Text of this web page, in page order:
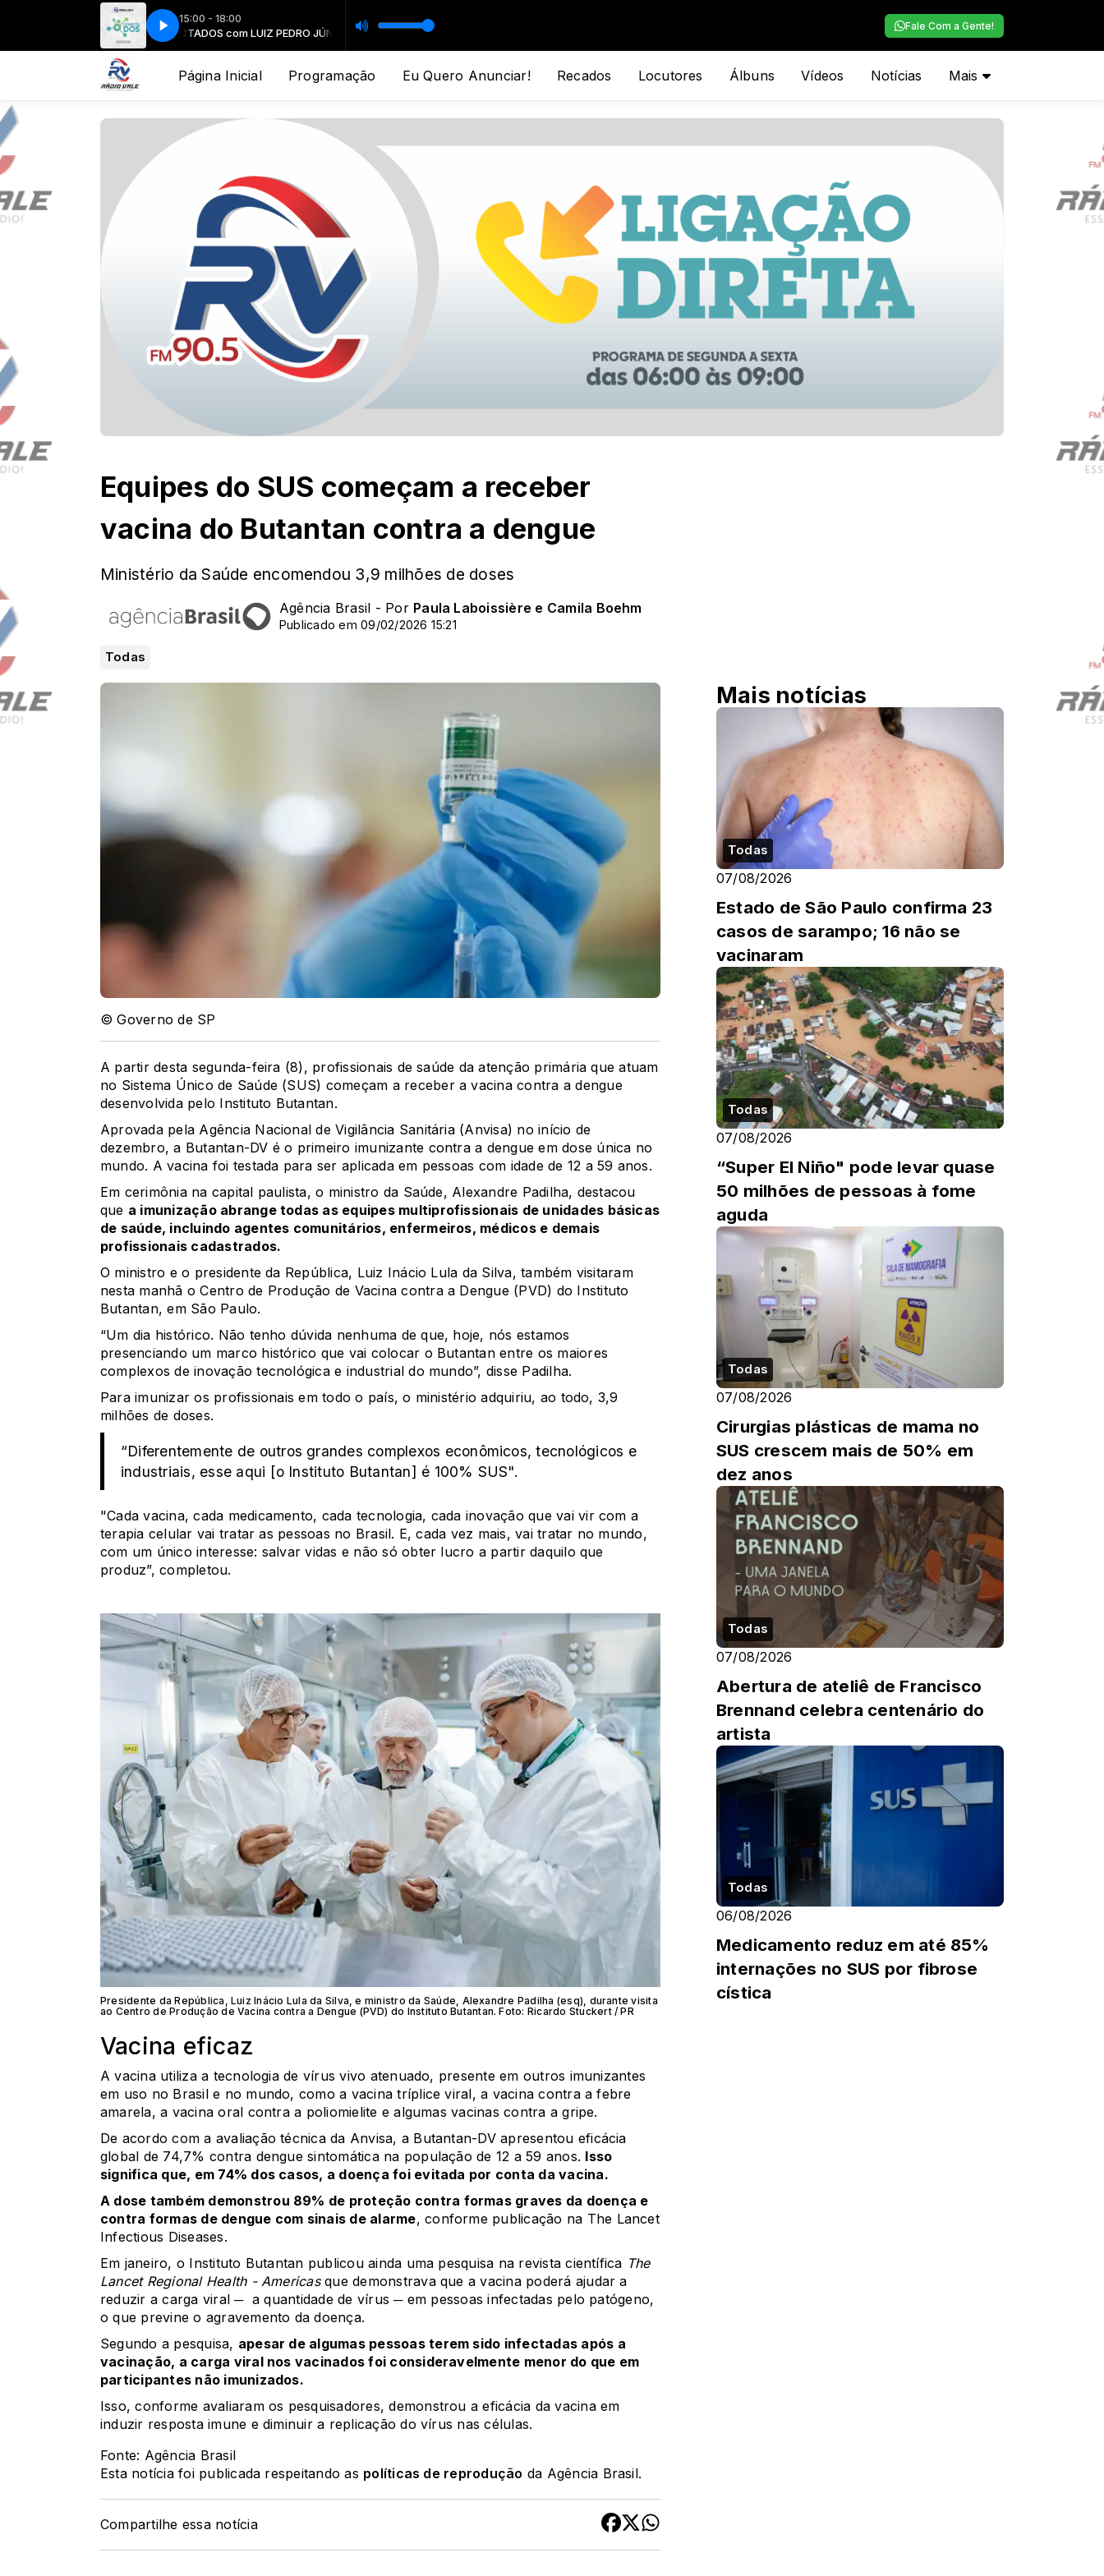
15:00 - 18:00
CONECTADOS com LUIZ PEDRO JÚNIOR CONECTADOS com LUIZ PEDRO JÚNIOR
Fale Com a Gente!
Página Inicial Programação Eu Quero Anunciar! Recados Locutores Álbuns Vídeos Notícias Mais
Equipes do SUS começam a receber
vacina do Butantan contra a dengue
Ministério da Saúde encomendou 3,9 milhões de doses
Agência Brasil - Por Paula Laboissière e Camila Boehm
Publicado em 09/02/2026 15:21
Todas
© Governo de SP
A partir desta segunda-feira (8), profissionais de saúde da atenção primária que atuam
no Sistema Único de Saúde (SUS) começam a receber a vacina contra a dengue
desenvolvida pelo Instituto Butantan.
Aprovada pela Agência Nacional de Vigilância Sanitária (Anvisa) no início de
dezembro, a Butantan-DV é o primeiro imunizante contra a dengue em dose única no
mundo. A vacina foi testada para ser aplicada em pessoas com idade de 12 a 59 anos.
Em cerimônia na capital paulista, o ministro da Saúde, Alexandre Padilha, destacou
que a imunização abrange todas as equipes multiprofissionais de unidades básicas
de saúde, incluindo agentes comunitários, enfermeiros, médicos e demais
profissionais cadastrados.
O ministro e o presidente da República, Luiz Inácio Lula da Silva, também visitaram
nesta manhã o Centro de Produção de Vacina contra a Dengue (PVD) do Instituto
Butantan, em São Paulo.
“Um dia histórico. Não tenho dúvida nenhuma de que, hoje, nós estamos
presenciando um marco histórico que vai colocar o Butantan entre os maiores
complexos de inovação tecnológica e industrial do mundo”, disse Padilha.
Para imunizar os profissionais em todo o país,o ministério adquiriu, ao todo, 3,9
milhões de doses.
“Diferentemente de outros grandes complexos econômicos, tecnológicos e
industriais, esse aqui [o Instituto Butantan] é 100% SUS".
"Cada vacina, cada medicamento, cada tecnologia, cada inovação que vai vir com a
terapia celular vai tratar as pessoas no Brasil. E, cada vez mais, vai tratar no mundo,
com um único interesse: salvar vidas e não só obter lucro a partir daquilo que
produz”, completou.
Presidente da República, Luiz Inácio Lula da Silva, e ministro da Saúde, Alexandre Padilha (esq), durante visita
ao Centro de Produção de Vacina contra a Dengue (PVD) do Instituto Butantan. Foto: Ricardo Stuckert / PR
Vacina eficaz
A vacina utiliza a tecnologia de vírus vivo atenuado, presente em outros imunizantes
em uso no Brasil e no mundo, como a vacina tríplice viral, a vacina contra a febre
amarela, a vacina oral contra a poliomielite e algumas vacinas contra a gripe.
De acordo com a avaliação técnica da Anvisa, a Butantan-DV apresentou eficácia
global de 74,7% contra dengue sintomática na população de 12 a 59 anos. Isso
significa que, em 74% dos casos, a doença foi evitada por conta da vacina.
A dose também demonstrou 89% de proteção contra formas graves da doença e
contra formas de dengue com sinais de alarme, conforme publicação na The Lancet
Infectious Diseases.
Em janeiro, o Instituto Butantan publicou ainda uma pesquisa na revista científica The
Lancet Regional Health - Americas que demonstrava que a vacina poderá ajudar a
reduzir a carga viral ─ a quantidade de vírus ─ em pessoas infectadas pelo patógeno,
o que previne o agravemento da doença.
Segundo a pesquisa, apesar de algumas pessoas terem sido infectadas após a
vacinação, a carga viral nos vacinados foi consideravelmente menor do que em
participantes não imunizados.
Isso, conforme avaliaram os pesquisadores, demonstrou a eficácia da vacina em
induzir resposta imune e diminuir a replicação do vírus nas células.
Fonte: Agência Brasil
Esta notícia foi publicada respeitando as políticas de reprodução da Agência Brasil.
Compartilhe essa notícia
Mais notícias
Todas
07/08/2026
Estado de São Paulo confirma 23
casos de sarampo; 16 não se
vacinaram
Todas
07/08/2026
“Super El Niño" pode levar quase
50 milhões de pessoas à fome
aguda
Todas
07/08/2026
Cirurgias plásticas de mama no
SUS crescem mais de 50% em
dez anos
Todas
07/08/2026
Abertura de ateliê de Francisco
Brennand celebra centenário do
artista
Todas
06/08/2026
Medicamento reduz em até 85%
internações no SUS por fibrose
cística